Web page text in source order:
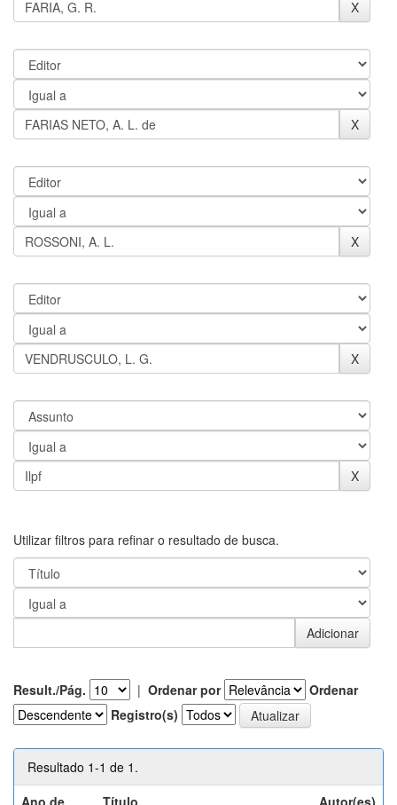
Utilizar filtros para refinar o resultado de busca.
Result./Pág. | Ordenar por
Ordenar
Registro(s)
Resultado 1-1 de 1.
Ano de
Título Autor(es)